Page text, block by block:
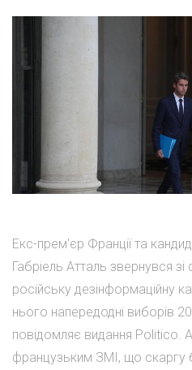
Екс-прем'єр Франції та
Габріель Атталь звернувся
російську дезінформаційну
нього напередодні виборів
повідомляє видання Politico.
французьким ЗМІ, що скаргу